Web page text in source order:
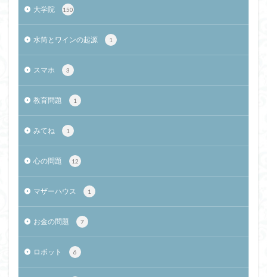
大学院 150
水筒とワインの起源 1
スマホ 3
教育問題 1
みてね 1
心の問題 12
マザーハウス 1
お金の問題 7
ロボット 6